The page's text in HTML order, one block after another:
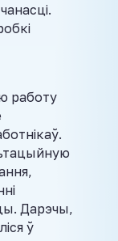
работу
Дарэчы,
ў